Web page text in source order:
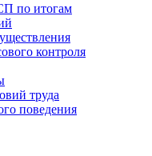
по итогам
контроля
труда
поведения